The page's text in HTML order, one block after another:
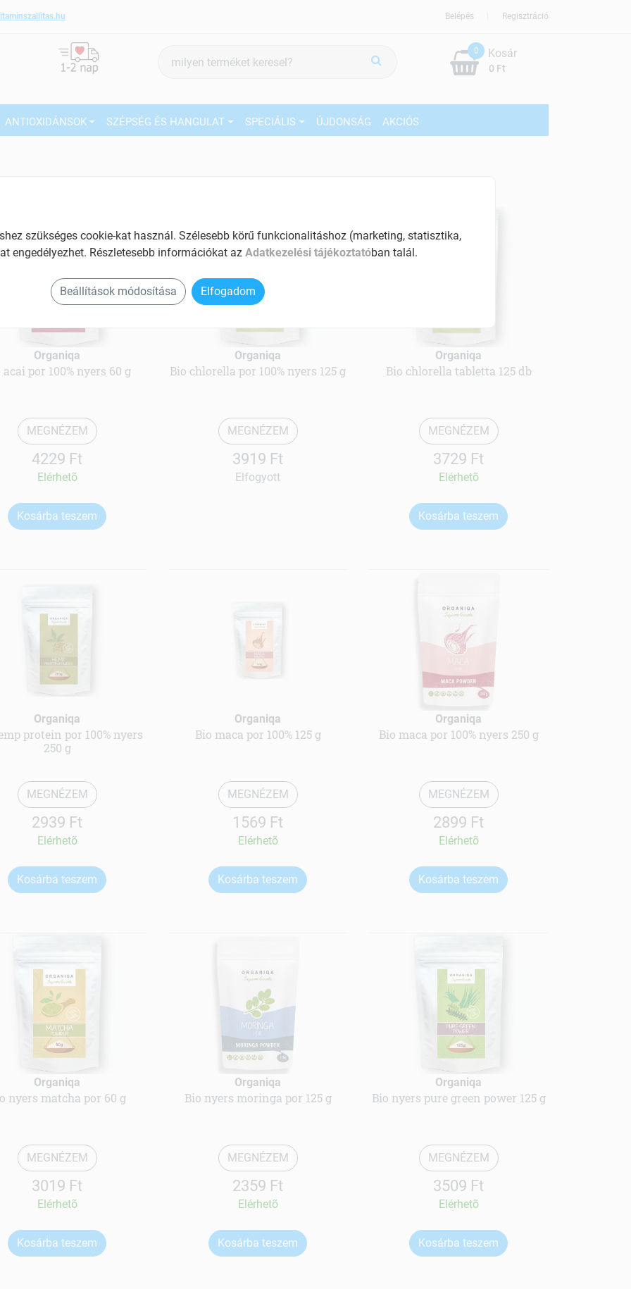
Regisztráció
Belépés
keresés
0
0 Ft
Kosár
ANTIOXIDÁNSOK SZÉPSÉG ÉS HANGULAT SPECIÁLIS ÚJDONSÁG AKCIÓS
Organiqa
acai por 100% nyers 60 g
MEGNÉZEM
4229 Ft
Elérhetõ
Kosárba teszem
Organiqa
Bio chlorella por 100% nyers 125 g
MEGNÉZEM
3919 Ft
Elfogyott
Organiqa
Bio chlorella tabletta 125 db
MEGNÉZEM
3729 Ft
Elérhetõ
Kosárba teszem
Organiqa
protein por 100% nyers
250 g
MEGNÉZEM
2939 Ft
Elérhetõ
Kosárba teszem
Organiqa
Bio maca por 100% 125 g
MEGNÉZEM
1569 Ft
Elérhetõ
Kosárba teszem
Organiqa
Bio maca por 100% nyers 250 g
MEGNÉZEM
2899 Ft
Elérhetõ
Kosárba teszem
Organiqa
nyers matcha por 60 g
MEGNÉZEM
3019 Ft
Elérhetõ
Kosárba teszem
Organiqa
Bio nyers moringa por 125 g
MEGNÉZEM
2359 Ft
Elérhetõ
Kosárba teszem
Organiqa
Bio nyers pure green power 125 g
MEGNÉZEM
3509 Ft
Elérhetõ
Kosárba teszem
szükséges cookie-kat használ. Szélesebb körű funkcionalitáshoz (marketing, statisztika,
engedélyezhet. Részletesebb információkat az Adatkezelési tájékoztatóban talál.
Beállítások módosítása Elfogadom